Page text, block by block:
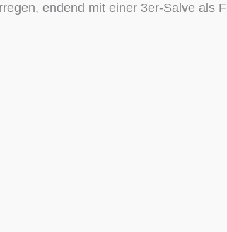
endend mit einer 3er-Salve als